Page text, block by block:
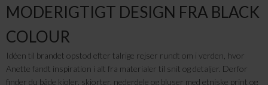
MODERIGTIGT DESIGN FRA BLACK
COLOUR
Idéen til brandet opstod efter talrige rejser rundt om i verden, hvor
Anette fandt inspiration i alt fra materialer til snit og detaljer. Derfor
finder du både kjoler, skjorter, nederdele og bluser med etniske print og